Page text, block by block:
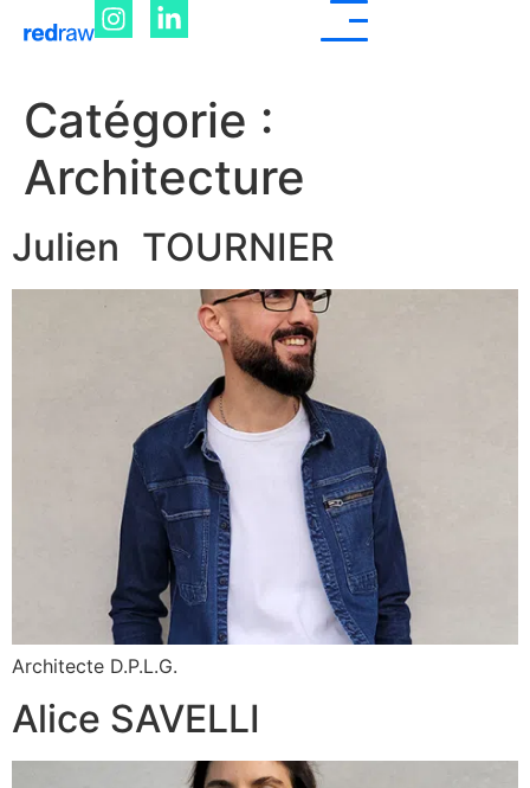
Catégorie :
Architecture
Julien TOURNIER
Architecte D.P.L.G.
Alice SAVELLI